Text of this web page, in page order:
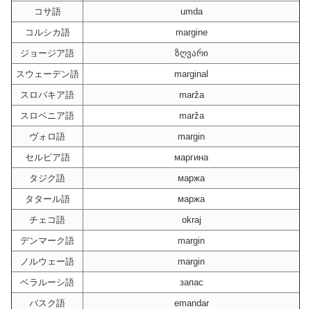
コサ語
umda
コルシカ語
margine
ジョージア語
ზღვარი
スウェーデン語
marginal
スロバキア語
marža
スロベニア語
marža
ヴォロ語
margin
セルビア語
маргина
タジク語
маржа
タタール語
маржа
チェコ語
okraj
デンマーク語
margin
ノルウェー語
margin
ベラルーシ語
запас
バスク語
emandar